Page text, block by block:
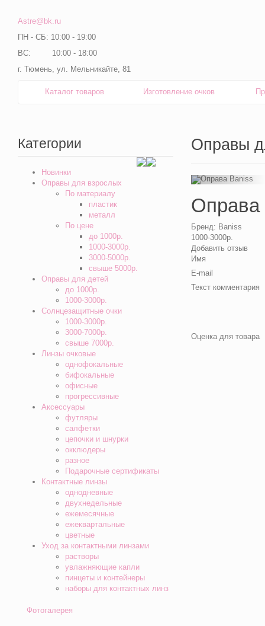
Astre@bk.ru
ПН - СБ: 10:00 - 19:00
ВС: 10:00 - 18:00
г. Тюмень, ул. Мельникайте, 81
Каталог товаров Изготовление очков
Оправы
Оправа
Бренд: Baniss
1000-3000р.
Добавить отзыв
Имя
E-mail
Текст комментария
Оценка для товара
Категории
Новинки
Оправы для взрослых
По материалу
пластик
металл
По цене
до 1000р.
1000-3000р.
3000-5000р.
свыше 5000р.
Оправы для детей
до 1000р.
1000-3000р.
Солнцезащитные очки
1000-3000р.
3000-7000р.
свыше 7000р.
Линзы очковые
однофокальные
бифокальные
офисные
прогрессивные
Аксессуары
футляры
салфетки
цепочки и шнурки
окклюдеры
разное
Подарочные сертификаты
Контактные линзы
однодневные
двухнедельные
ежемесячные
ежеквартальные
цветные
Уход за контактными линзами
растворы
увлажняющие капли
пинцеты и контейнеры
наборы для контактных линз
Фотогалерея